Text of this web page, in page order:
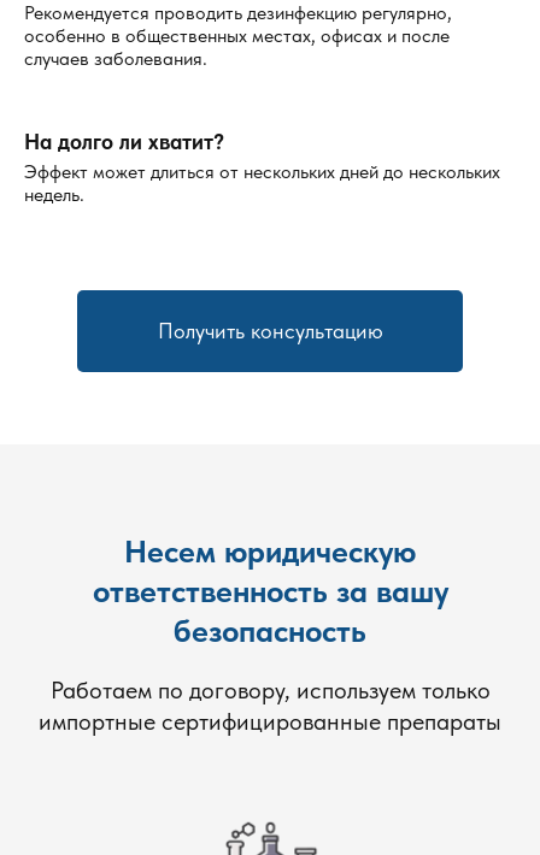
Рекомендуется проводить дезинфекцию регулярно,
особенно в общественных местах, офисах и после
случаев заболевания.
На долго ли хватит?
Эффект может длиться от нескольких дней до нескольких
недель.
Получить консультацию
Несем юридическую
ответственность за вашу
безопасность
Работаем по договору, используем только
импортные сертифицированные препараты